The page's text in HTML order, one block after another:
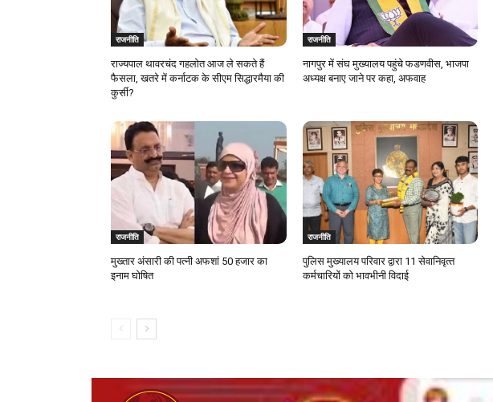
राजनीति
राज्यपाल थावरचंद गहलोत आज ले सकते हैं
फैसला, खतरे में कर्नाटक के सीएम सिद्धारमैया की
कुर्सी?
राजनीति
नागपुर में संघ मुख्यालय पहुंचे फडणवीस, भाजपा
अध्यक्ष बनाए जाने पर कहा, अफवाह
राजनीति
मुख्तार अंसारी की पत्नी अफशां 50 हजार का
इनाम घोषित
राजनीति
पुलिस मुख्यालय परिवार द्वारा 11 सेवानिवृत्‍त
कर्मचारियों को भावभीनी विदाई